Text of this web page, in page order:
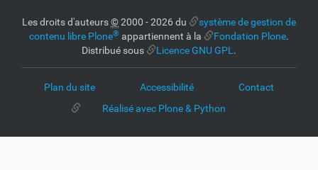
Les droits d'auteurs©2000 - 2026 du
système de gestion de
contenu libre Plone® appartiennent à la Fondation Plone.
Distribué sous
Licence GNU GPL .
Plan du site Accessibilité
Contact
Réalisé avec Plone & Python